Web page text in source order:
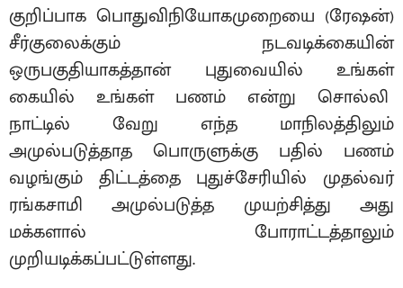
குறிப்பாக பொதுவிநியோகமுறையை (ரேஷன்)
சீர்குலைக்கும் நடவடிக்கையின்
ஒருபகுதியாகத்தான் புதுவையில் உங்கள்
கையில் உங்கள் பணம் என்று சொல்லி
நாட்டில் வேறு எந்த மாநிலத்திலும்
அமுல்படுத்தாத பொருளுக்கு பதில் பணம்
வழங்கும் திட்டத்தை புதுச்சேரியில் முதல்வர்
ரங்கசாமி அமுல்படுத்த முயற்சித்து அது
மக்களால் போராட்டத்தாலும்
முறியடிக்கப்பட்டுள்ளது.